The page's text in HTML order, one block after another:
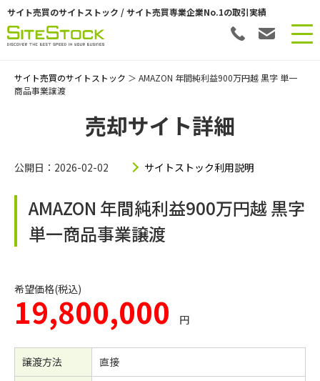
サイト売買のサイトストック / サイト売買専業企業No.1の取引実績
サイト売買のサイトストック ＞ AMAZON 年間純利益900万円越 黒字 単一
商品事業譲渡
売却サイト詳細
公開日：2026-02-02 サイトストック利用説明
AMAZON 年間純利益900万円越 黒字
単一商品事業譲渡
希望価格(税込)
19,800,000 円
譲渡方法
直接